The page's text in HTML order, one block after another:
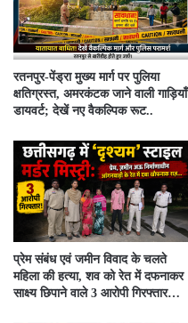
रतनपुर-पेंड्रा मुख्य मार्ग पर पुलिया
क्षतिग्रस्त, अमरकंटक जाने वाली गाड़ियाँ
डायवर्ट; देखें नए वैकल्पिक रूट..
प्रेम संबंध एवं जमीन विवाद के चलते
महिला की हत्या, शव को रेत में दफनाकर
साक्ष्य छिपाने वाले 3 आरोपी गिरफ्तार…